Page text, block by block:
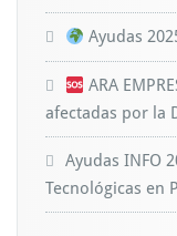
Ayudas
ARA
afectadas por la
Ayudas INFO
Tecnológicas en